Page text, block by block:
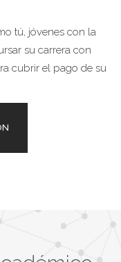
tú, jóvenes con la
su carrera con
cubrir el pago de su